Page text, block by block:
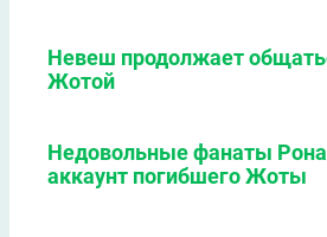
Невеш продолжает
Жотой
Недовольные фанаты
аккаунт погибшего Жоты